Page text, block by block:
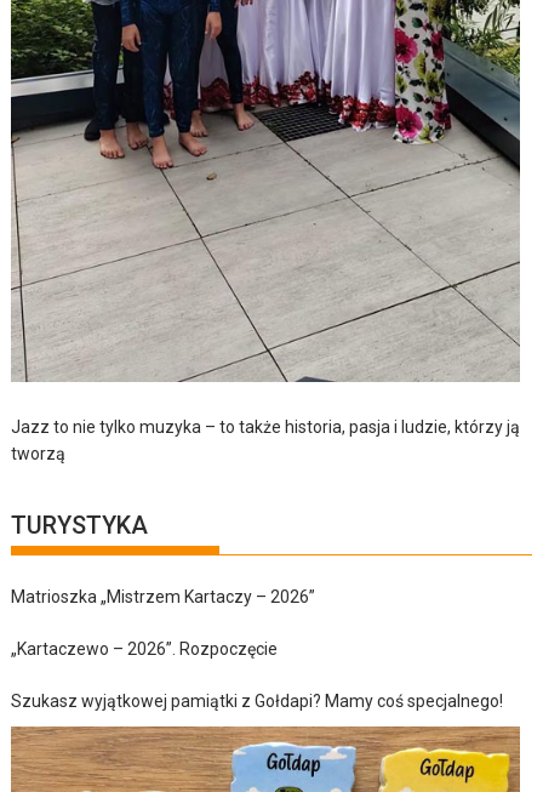
Jazz to nie tylko muzyka – to także historia, pasja i ludzie, którzy ją
tworzą
TURYSTYKA
Matrioszka „Mistrzem Kartaczy – 2026”
„Kartaczewo – 2026”. Rozpoczęcie
Szukasz wyjątkowej pamiątki z Gołdapi? Mamy coś specjalnego!